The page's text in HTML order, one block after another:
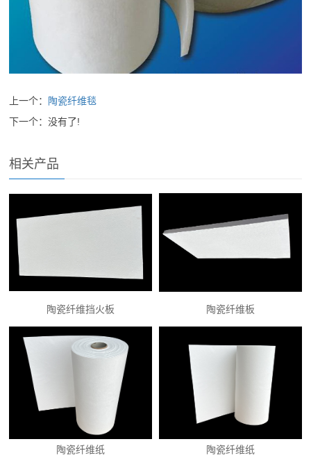
上一个： 陶瓷纤维毯
下一个：没有了!
相关产品
陶瓷纤维挡火板 陶瓷纤维板
陶瓷纤维纸 陶瓷纤维纸